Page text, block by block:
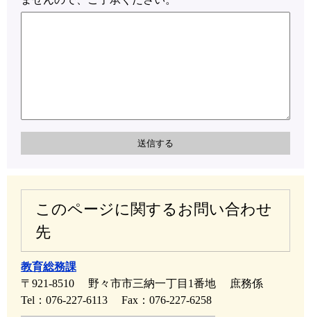
このページに関するお問い合わせ
先
教育総務課
〒921-8510
野々市市三納一丁目1番地
庶務係
Tel：076-227-6113
Fax：076-227-6258